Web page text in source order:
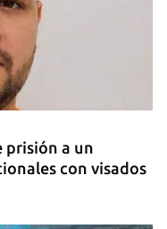
un
prisión a un
con visados